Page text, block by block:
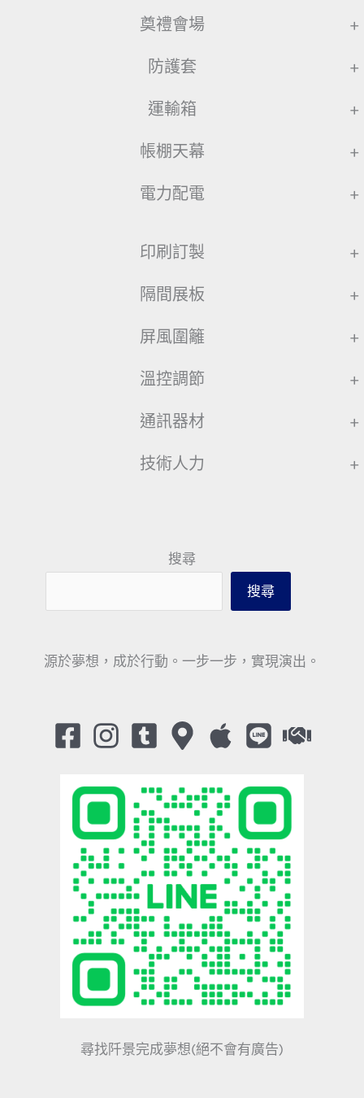
奠禮會場 +
防護套 +
運輸箱 +
帳棚天幕 +
電力配電 +
印刷訂製 +
隔間展板 +
屏風圍籬 +
溫控調節 +
通訊器材 +
技術人力 +
搜尋
搜尋
源於夢想，成於行動。一步一步，實現演出。
尋找阡景完成夢想(絕不會有廣告)